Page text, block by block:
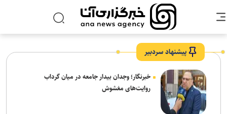
پیشنهاد سردبیر
خبرنگار؛ وجدان بیدار جامعه در میان گرداب
روایت‌های مغشوش